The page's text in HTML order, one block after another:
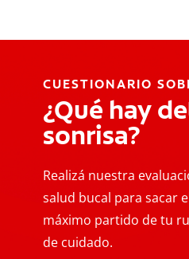
CUESTIONARIO
¿Qué hay
sonrisa?
Realizá nuestra
salud bucal para sacar
máximo partido de tu
de cuidado.